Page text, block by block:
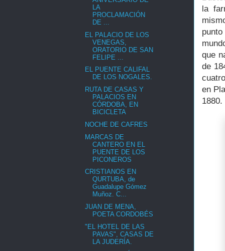
la
que
de
en
LA
PROCLAMACIÓN
DE ...
EL PALACIO DE LOS
VENEGAS,
ORATORIO DE SAN
FELIPE ...
EL PUENTE CALIFAL
DE LOS NOGALES.
RUTA DE CASAS Y
PALACIOS EN
CÓRDOBA, EN
BICICLETA
NOCHE DE CAFRES
MARCAS DE
CANTERO EN EL
PUENTE DE LOS
PICONEROS
CRISTIANOS EN
QURTUBA, de
Guadalupe Gómez
Muñoz. C...
JUAN DE MENA,
POETA CORDOBÉS
"EL HOTEL DE LAS
PAVAS", CASAS DE
LA JUDERÍA.